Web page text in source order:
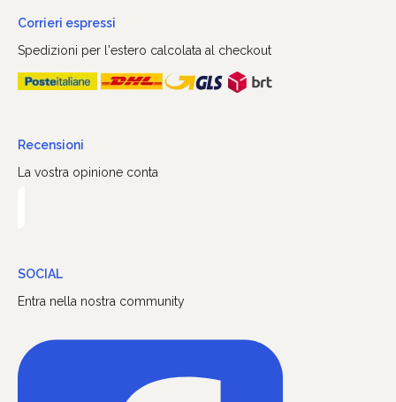
Corrieri espressi
Spedizioni per l'estero calcolata al checkout
Recensioni
La vostra opinione conta
SOCIAL
Entra nella nostra community